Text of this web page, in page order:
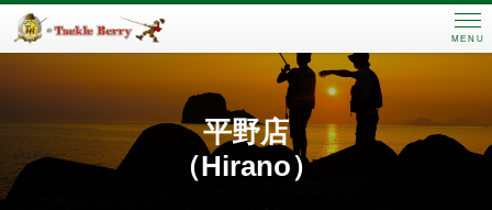
MENU
平野店
（Hirano）